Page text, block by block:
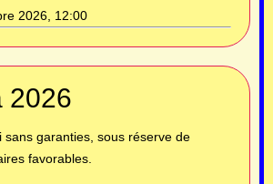
2026, 12:00
2026
sans garanties, sous réserve de
favorables.